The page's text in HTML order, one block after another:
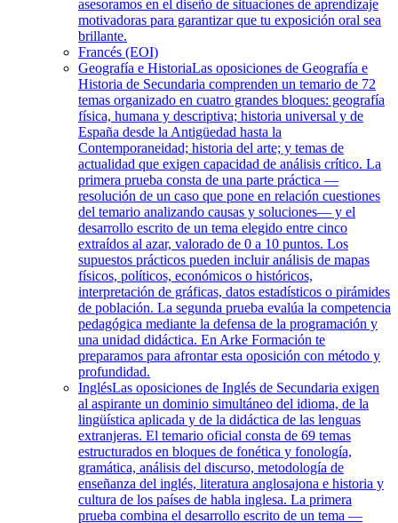
asesoramos en el diseño de situaciones de aprendizaje
motivadoras para garantizar que tu exposición oral sea
brillante.
Francés (EOI)
Geografía e HistoriaLas oposiciones de Geografía e
Historia de Secundaria comprenden un temario de 72
temas organizado en cuatro grandes bloques: geografía
física, humana y descriptiva; historia universal y de
España desde la Antigüedad hasta la
Contemporaneidad; historia del arte; y temas de
actualidad que exigen capacidad de análisis crítico. La
primera prueba consta de una parte práctica —
resolución de un caso que pone en relación cuestiones
del temario analizando causas y soluciones— y el
desarrollo escrito de un tema elegido entre cinco
extraídos al azar, valorado de 0 a 10 puntos. Los
supuestos prácticos pueden incluir análisis de mapas
físicos, políticos, económicos o históricos,
interpretación de gráficas, datos estadísticos o pirámides
de población. La segunda prueba evalúa la competencia
pedagógica mediante la defensa de la programación y
una unidad didáctica. En Arke Formación te
preparamos para afrontar esta oposición con método y
profundidad.
InglésLas oposiciones de Inglés de Secundaria exigen
al aspirante un dominio simultáneo del idioma, de la
lingüística aplicada y de la didáctica de las lenguas
extranjeras. El temario oficial consta de 69 temas
estructurados en bloques de fonética y fonología,
gramática, análisis del discurso, metodología de
enseñanza del inglés, literatura anglosajona e historia y
cultura de los países de habla inglesa. La primera
prueba combina el desarrollo escrito de un tema —